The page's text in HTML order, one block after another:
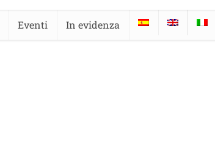
Eventi In evidenza